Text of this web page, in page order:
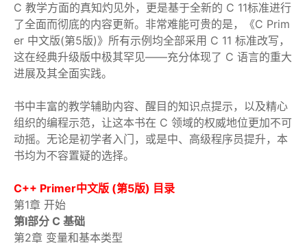
C 教学方面的真知灼见外，更是基于全新的 C 11标准进行
了全面而彻底的内容更新。非常难能可贵的是，《C Prim
er 中文版(第5版)》所有示例均全部采用 C 11 标准改写，
这在经典升级版中极其罕见——充分体现了 C 语言的重大
进展及其全面实践。
书中丰富的教学辅助内容、醒目的知识点提示，以及精心
组织的编程示范，让这本书在 C 领域的权威地位更加不可
动摇。无论是初学者入门，或是中、高级程序员提升，本
书均为不容置疑的选择。
C++ Primer中文版 (第5版) 目录
第1章 开始
第Ⅰ部分 C 基础
第2章 变量和基本类型